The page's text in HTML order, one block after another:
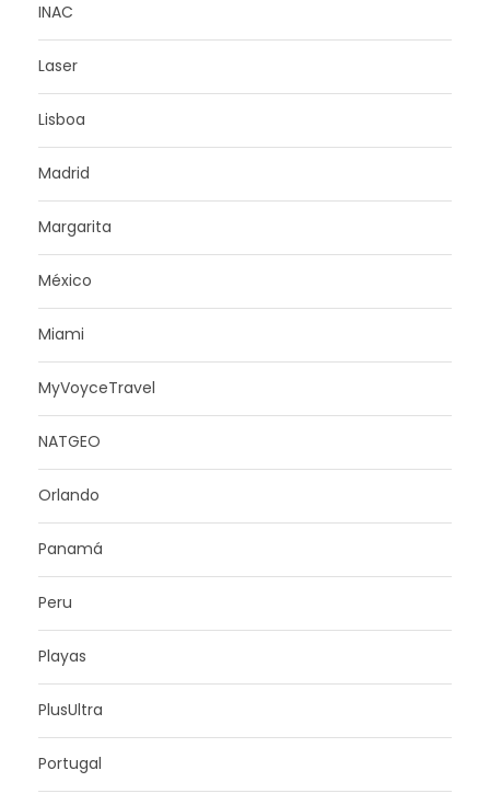
INAC
Laser
Lisboa
Madrid
Margarita
México
Miami
MyVoyceTravel
NATGEO
Orlando
Panamá
Peru
Playas
PlusUltra
Portugal